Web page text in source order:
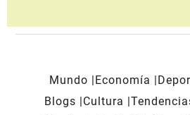
Mundo Economía
Blogs
Cultura